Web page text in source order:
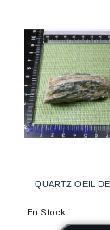
QUARTZ OEIL DE
En Stock